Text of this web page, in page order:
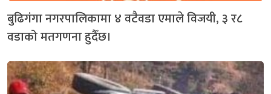
बुढिगंगा नगरपालिकामा ४ वटैवडा एमाले विजयी, ३ र८
वडाको मतगणना हुदैँछ।